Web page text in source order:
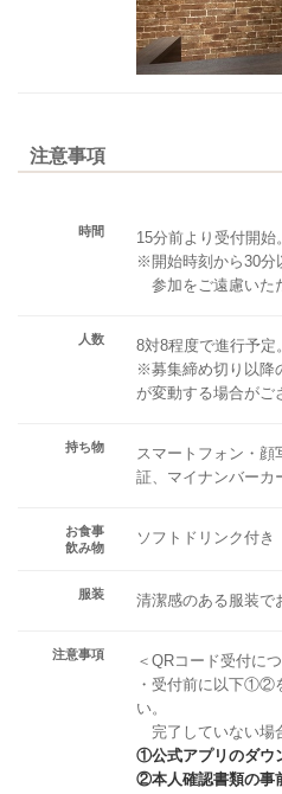
注意事項
時間
15分前より受付開始
※開始時刻から30分
参加をご遠慮いた
人数
8対8程度で進行予定
※募集締め切り以降
が変動する場合がご
持ち物
スマートフォン・
証、マイナンバーカ
お食事
飲み物
ソフトドリンク付き
服装 清潔感のある服装で
注意事項
＜QRコード受付に
・受付前に以下①②
い。
完了していない場
①公式アプリのダウ
②本人確認書類の事